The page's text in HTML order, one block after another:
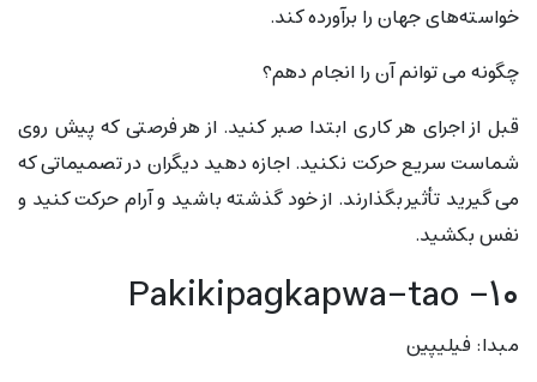
خواسته‌های جهان را برآورده کند.
چگونه می توانم آن را انجام دهم؟
قبل از اجرای هر کاری ابتدا صبر کنید. از هر فرصتی که پیش روی
شماست سریع حرکت نکنید. اجازه دهید دیگران در تصمیماتی که
می گیرید تأثیر بگذارند. از خود گذشته باشید و آرام حرکت کنید و
نفس بکشید.
۱۰- Pakikipagkapwa-tao
مبدا: فیلیپین